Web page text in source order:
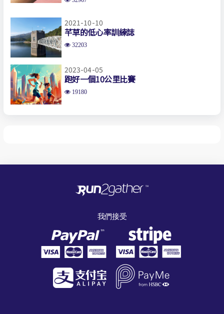
2021-10-10
芊草的低心率訓練誌
32203
2023-04-05
跑好一個10公里比賽
19180
我們接受